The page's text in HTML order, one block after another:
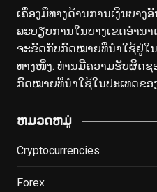
ເຄື່ອງມືທາງດ້ານການເງິນບາ
ລະບຽບການໃນບາງເຂດອຳນ
ຈະ​ຂັດ​ກັບ​ກົດ​ໝາຍ​ທີ່​ນຳ​ໃຊ້​ຢູ່​ໃນ​
ທາງ​ໜຶ່ງ. ທ່ານມີຄວາມຮັບຜິດຊ
ກົດໝາຍທີ່ນຳໃຊ້ໃນປະເທດຂອ
ຫມວດຫມູ່
Cryptocurrencies
Forex